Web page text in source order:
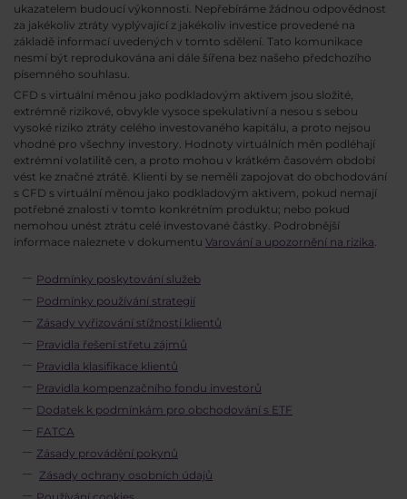
ukazatelem budoucí výkonnosti. Nepřebíráme žádnou odpovědnost
za jakékoliv ztráty vyplývající z jakékoliv investice provedené na
základě informací uvedených v tomto sdělení. Tato komunikace
nesmí být reprodukována ani dále šířena bez našeho předchozího
písemného souhlasu.
CFD s virtuální měnou jako podkladovým aktivem jsou složité,
extrémně rizikové, obvykle vysoce spekulativní a nesou s sebou
vysoké riziko ztráty celého investovaného kapitálu, a proto nejsou
vhodné pro všechny investory. Hodnoty virtuálních měn podléhají
extrémní volatilitě cen, a proto mohou v krátkém časovém období
vést ke značné ztrátě. Klienti by se neměli zapojovat do obchodování
s CFD s virtuální měnou jako podkladovým aktivem, pokud nemají
potřebné znalosti v tomto konkrétním produktu; nebo pokud
nemohou unést ztrátu celé investované částky. Podrobnější
informace naleznete v dokumentu Varování a upozornění na rizika
Podmínky poskytování služeb
Podmínky používání strategií
Zásady vyřizování stížností klientů
Pravidla řešení střetu zájmů
Pravidla klasifikace klientů
Pravidla kompenzačního fondu investorů
Dodatek k podmínkám pro obchodování s ETF
FATCA
Zásady provádění pokynů
Zásady ochrany osobních údajů